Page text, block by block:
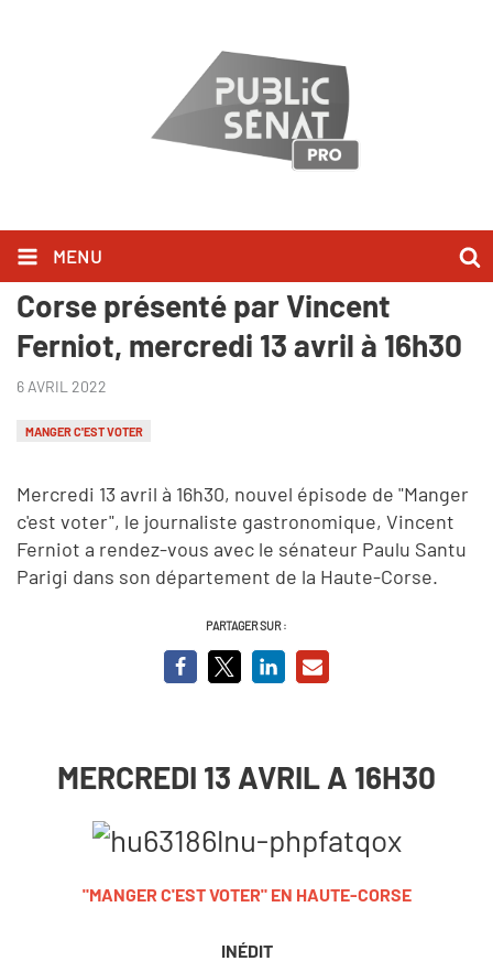
MENU
"Manger c'est voter" en Haute-
Corse présenté par Vincent
Ferniot, mercredi 13 avril à 16h30
6 AVRIL 2022
MANGER C'EST VOTER
Mercredi 13 avril à 16h30, nouvel épisode de "Manger
c'est voter", le journaliste gastronomique, Vincent
Ferniot a rendez-vous avec le sénateur Paulu Santu
Parigi dans son département de la Haute-Corse.
PARTAGER SUR :
MERCREDI 13 AVRIL A 16H30
"MANGER C'EST VOTER" EN HAUTE-CORSE
INÉDIT